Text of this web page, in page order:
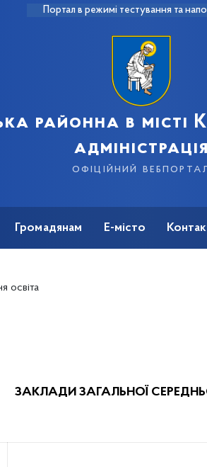
Портал в режимі тестування та
районна в місті
адміністрація
офіційний
Громадянам Е-місто
освіта
ЗАКЛАДИ ЗАГАЛЬНОЇ